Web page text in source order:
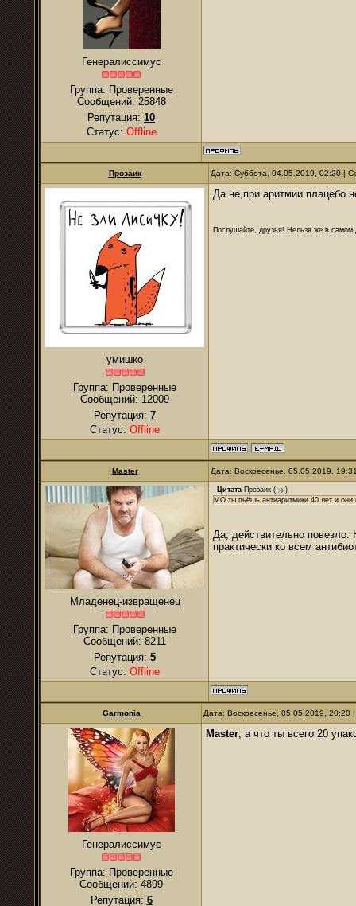
Генералиссимус
Группа: Проверенные
Сообщений: 25848
Репутация: 10
Статус: Offline
Прозаик Дата: Суббота, 04.05.2019, 02:20 |
умишко
Группа: Проверенные
Сообщений: 12009
Репутация: 7
Статус: Offline
Да не,при аритмии плацебо
Послушайте, друзья! Нельзя же в самом
Master Дата: Воскресенье, 05.05.2019,
Младенец-извращенец
Группа: Проверенные
Сообщений: 8211
Репутация: 5
Статус: Offline
Цитата Прозаик (
)
МО ты пьёшь антиаритмики 40 лет и они
Да, действительно повезло.
практически ко всем
Garmonia Дата: Воскресенье, 05.05.2019,
Генералиссимус
Группа: Проверенные
Сообщений: 4899
Репутация: 6
Master, а что ты всего 20